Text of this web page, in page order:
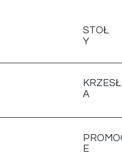
STOŁ
Y
KRZESŁ
A
E